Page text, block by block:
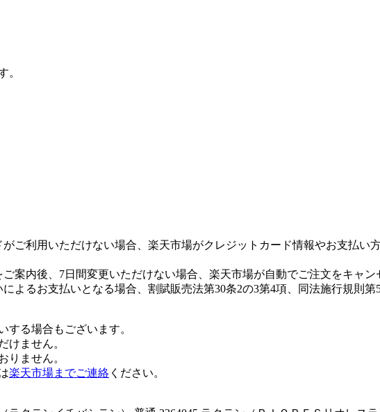
。
ご利用いただけない場合、楽天市場がクレジットカード情報やお支払い
案内後、7日間変更いただけない場合、楽天市場が自動でご注文をキャン
よるお支払いとなる場合、割賦販売法第30条2の3第4項、同法施行規則
る場合もございます。
けません。
りません。
楽天市場までご連絡 ください。